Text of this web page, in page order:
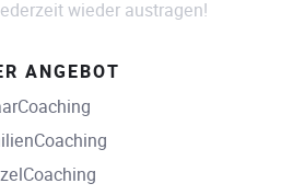
wieder austragen!
ANGEBOT